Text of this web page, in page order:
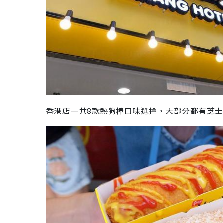
香港店一共8款熱狗棒口味選擇，大部分都有芝